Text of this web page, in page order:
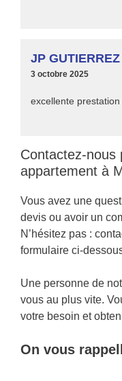
JP GUTIERREZ
3 octobre 2025
excellente
Contactez-nous
appartement à
Vous avez une
devis ou avoir un
N’hésitez pas :
formulaire ci-
Une personne de
vous au plus vite.
votre besoin et
On vous